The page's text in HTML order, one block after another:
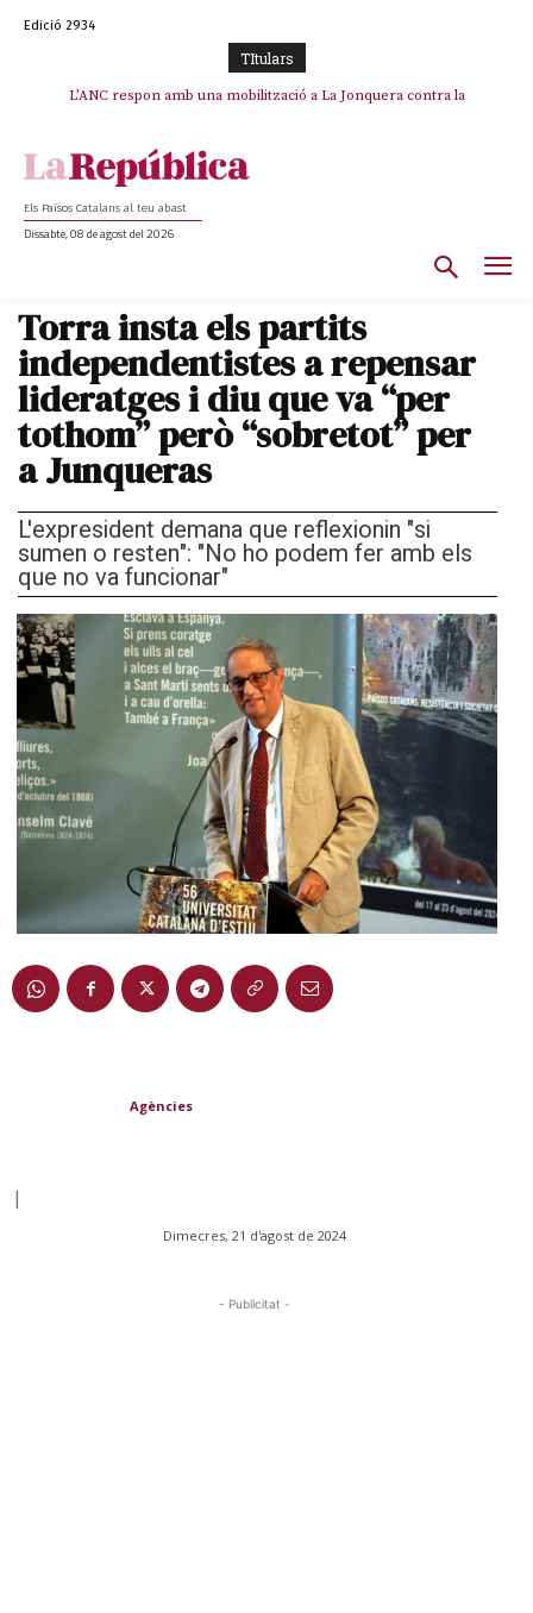
Edició 2934
TItulars
L’ANC respon amb una mobilització a La Jonquera contra la
SOS Costa Brava es planta contra la “nefasta” prolongació de la C-32 i
Els Països Catalans al teu abast
Dissabte, 08 de agost del 2026
Torra insta els partits
independentistes a repensar
lideratges i diu que va “per
tothom” però “sobretot” per
a Junqueras
L'expresident demana que reflexionin "si
sumen o resten": "No ho podem fer amb els
que no va funcionar"
Agències
|
Dimecres, 21 d'agost de 2024
- Publicitat -